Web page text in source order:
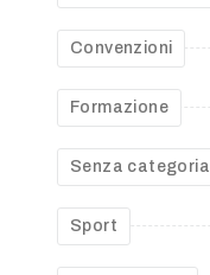
Convenzioni
Formazione
Senza categoria
Sport